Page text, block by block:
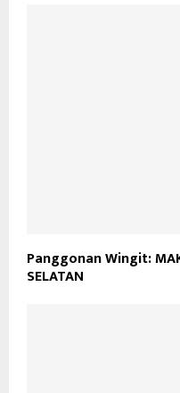
Panggonan Wingit:
SELATAN